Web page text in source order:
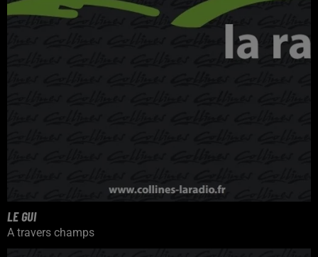
LE GUI
A travers champs